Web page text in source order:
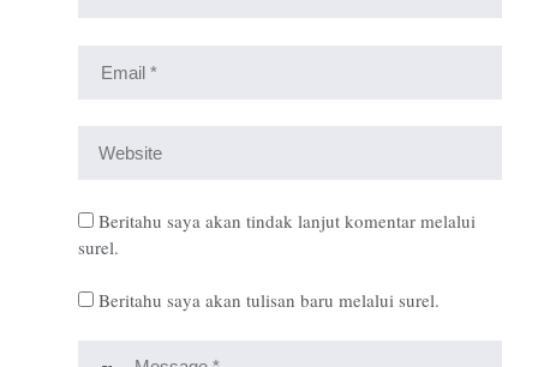
Beritahu saya akan tindak lanjut komentar melalui
surel.
Beritahu saya akan tulisan baru melalui surel.